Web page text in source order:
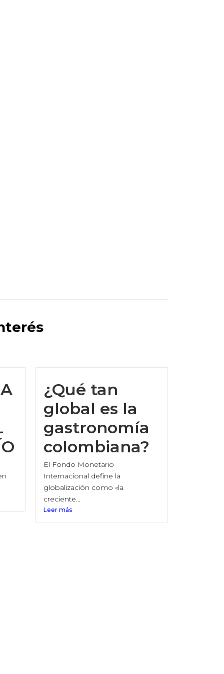
¿Qué tan
global es la
gastronomía
colombiana?
El Fondo Monetario
Internacional define la
globalización como «la
creciente...
Leer más